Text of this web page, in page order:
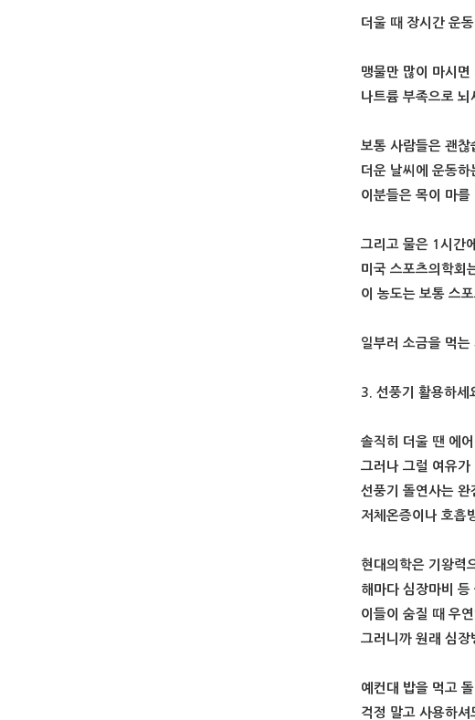
더울 때 장시간 운
맹물만 많이 마시면
나트륨 부족으로 뇌
보통 사람들은 괜찮
더운 날씨에 운동하
이분들은 목이 마를
그리고 물은 1시간
미국 스포츠의학회
이 농도는 보통 스
일부러 소금을 먹는
3. 선풍기 활용하세
솔직히 더울 땐 에
그러나 그럴 여유가
선풍기 돌연사는 완
저체온증이나 호흡
현대의학은 기왕력
해마다 심장마비 등
이들이 숨질 때 우
그러니까 원래 심장
예컨대 밥을 먹고
걱정 말고 사용하셔